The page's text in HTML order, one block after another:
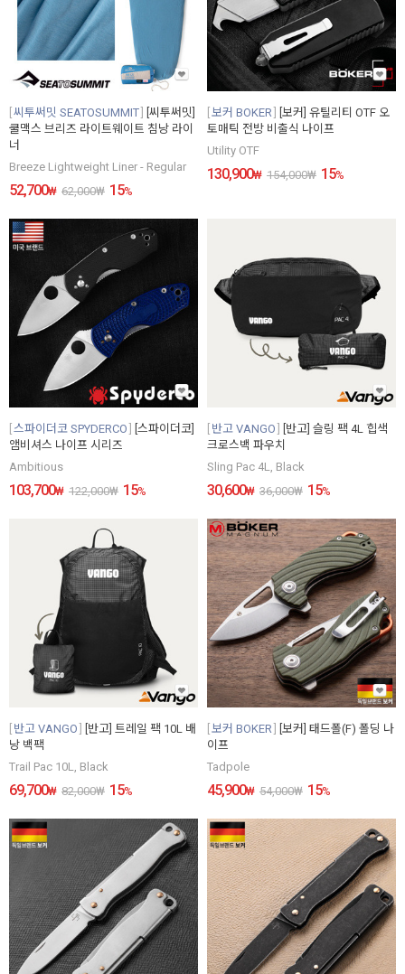
씨투써밋 SEATOSUMMIT
[씨투써밋]
쿨맥스 브리즈 라이트웨이트 침낭 라이
너
Breeze Lightweight Liner - Regular
52,700₩ 62,000₩ 15%
보커 BOKER
[보커] 유틸리티 OTF 오
토매틱 전방 비출식 나이프
Utility OTF
130,900₩ 154,000₩ 15%
스파이더코 SPYDERCO
[스파이더코]
앰비셔스 나이프 시리즈
Ambitious
103,700₩ 122,000₩ 15%
반고 VANGO
[반고] 슬링 팩 4L 힙색
크로스백 파우치
Sling Pac 4L, Black
30,600₩ 36,000₩ 15%
반고 VANGO
[반고] 트레일 팩 10L 배
낭 백팩
Trail Pac 10L, Black
69,700₩ 82,000₩ 15%
보커 BOKER
[보커] 태드폴(F) 폴딩 나
이프
Tadpole
45,900₩ 54,000₩ 15%